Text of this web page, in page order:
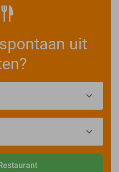
uit